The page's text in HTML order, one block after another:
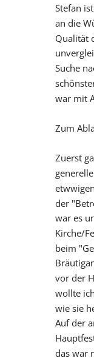
Stefan
an die
Qualität
Suche
war mit
Zum
Zuerst
der
war es
Kirche/
beim
vor der
wollte
wie sie
Auf der
das war